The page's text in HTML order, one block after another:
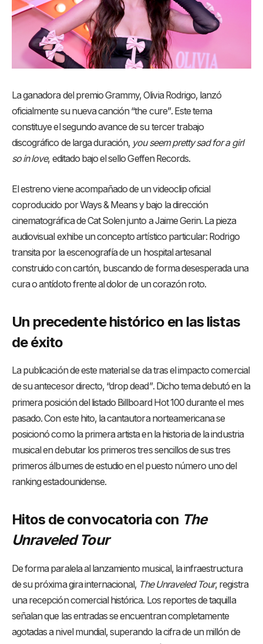
La ganadora del premio Grammy, Olivia Rodrigo, lanzó
oficialmente su nueva canción “the cure”. Este tema
constituye el segundo avance de su tercer trabajo
discográfico de larga duración, you seem pretty sad for a girl
so in love, editado bajo el sello Geffen Records.
El estreno viene acompañado de un videoclip oficial
coproducido por Ways & Means y bajo la dirección
cinematográfica de Cat Solen junto a Jaime Gerin. La pieza
audiovisual exhibe un concepto artístico particular: Rodrigo
transita por la escenografía de un hospital artesanal
construido con cartón, buscando de forma desesperada una
cura o antídoto frente al dolor de un corazón roto.
Un precedente histórico en las listas
de éxito
La publicación de este material se da tras el impacto comercial
de su antecesor directo, “drop dead”. Dicho tema debutó en la
primera posición del listado Billboard Hot 100 durante el mes
pasado. Con este hito, la cantautora norteamericana se
posicionó como la primera artista en la historia de la industria
musical en debutar los primeros tres sencillos de sus tres
primeros álbumes de estudio en el puesto número uno del
ranking estadounidense.
Hitos de convocatoria con The
Unraveled Tour
De forma paralela al lanzamiento musical, la infraestructura
de su próxima gira internacional, The Unraveled Tour, registra
una recepción comercial histórica. Los reportes de taquilla
señalan que las entradas se encuentran completamente
agotadas a nivel mundial, superando la cifra de un millón de